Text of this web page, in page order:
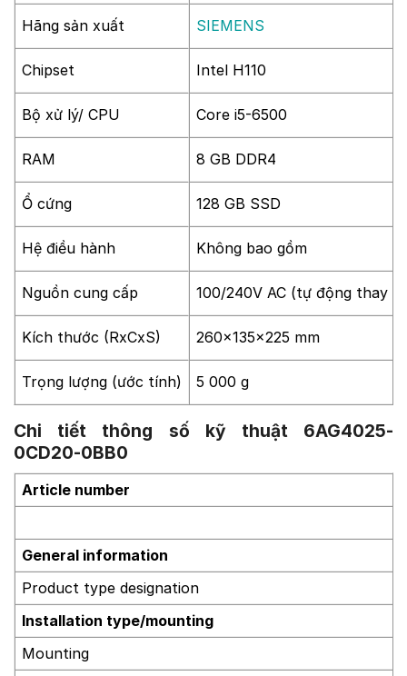
Hãng sản xuất SIEMENS
Chipset Intel H110
Bộ xử lý/ CPU Core i5-6500
RAM 8 GB DDR4
Ổ cứng 128 GB SSD
Hệ điều hành Không bao gồm
Nguồn cung cấp 100/240V AC (tự động thay
Kích thước (RxCxS) 260x135x225 mm
Trọng lượng (ước tính) 5 000 g
Chi tiết thông số kỹ thuật 6AG4025-
0CD20-0BB0
Article number
General information
Product type designation
Installation type/mounting
Mounting